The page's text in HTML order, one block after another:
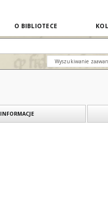
O BIBLIOTECE
Wyszukiwanie
INFORMACJE